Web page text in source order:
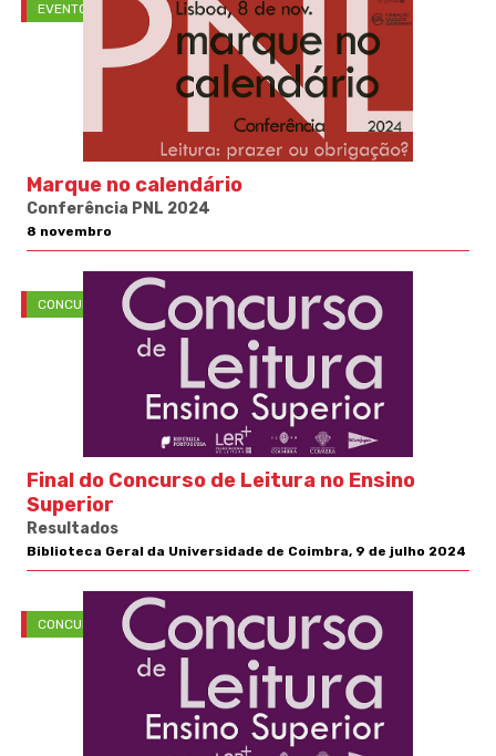
EVENTOS
Marque no calendário
Conferência PNL 2024
8 novembro
CONCURSOS
Final do Concurso de Leitura no Ensino
Superior
Resultados
Biblioteca Geral da Universidade de Coimbra, 9 de julho 2024
CONCURSOS